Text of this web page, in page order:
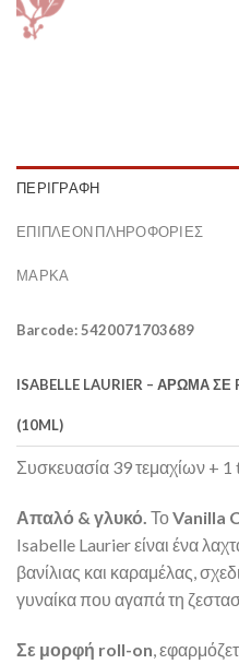
ΠΕΡΙΓΡΑΦΉ
ΕΠΙΠΛΈΟΝ ΠΛΗΡΟΦΟΡΊΕΣ
ΜΆΡΚΑ
Barcode: 5420071703689
ISABELLE LAURIER – ΆΡΩΜΑ ΣΕ
(10ML)
Συσκευασία 39 τεμαχίων + 1
Απαλό & γλυκό. ΤοVanilla
Isabelle Laurier είναι ένα
βανίλιας και καραμέλας,
γυναίκα που αγαπά τη
Σε μορφή roll-on ,